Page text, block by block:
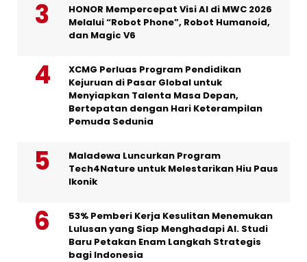
HONOR Mempercepat Visi AI di MWC 2026
Melalui “Robot Phone”, Robot Humanoid,
dan Magic V6
XCMG Perluas Program Pendidikan
Kejuruan di Pasar Global untuk
Menyiapkan Talenta Masa Depan,
Bertepatan dengan Hari Keterampilan
Pemuda Sedunia
Maladewa Luncurkan Program
Tech4Nature untuk Melestarikan Hiu Paus
Ikonik
53% Pemberi Kerja Kesulitan Menemukan
Lulusan yang Siap Menghadapi AI. Studi
Baru Petakan Enam Langkah Strategis
bagi Indonesia